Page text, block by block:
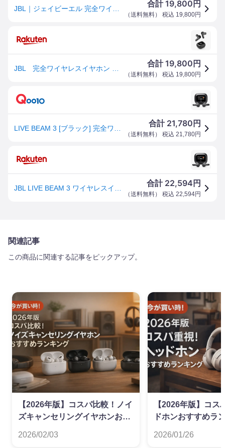
合計19,800 円
（送料無料） 税込 19,800円
合計19,800 円
（送料無料） 税込 19,800円
合計 21,780 円
（送料無料） 税込 21,780円
合計 22,594 円
（送料無料） 税込 22,594円
関連記事
この商品に関連する記事をピックアップ。
【2026年版】コスパ比較！ノイ
ズキャンセリングイヤホンおす
2026/02/03
【2026年版】コス
ドホンおすすめラ
2026/01/26